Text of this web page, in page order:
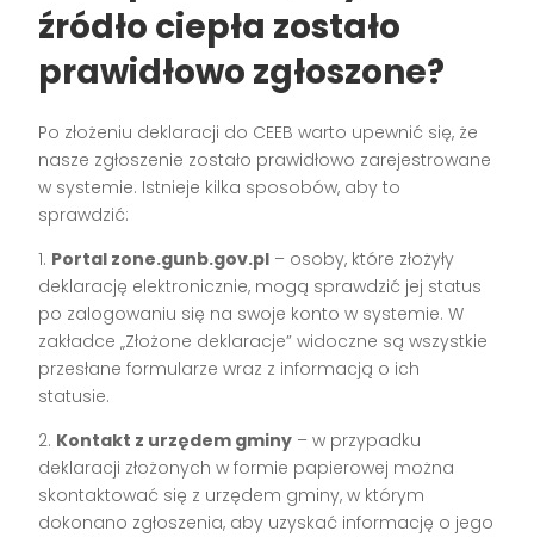
źródło ciepła zostało
prawidłowo zgłoszone?
Po złożeniu deklaracji do CEEB warto upewnić się, że
nasze zgłoszenie zostało prawidłowo zarejestrowane
w systemie. Istnieje kilka sposobów, aby to
sprawdzić:
1. Portal zone.gunb.gov.pl – osoby, które złożyły
deklarację elektronicznie, mogą sprawdzić jej status
po zalogowaniu się na swoje konto w systemie. W
zakładce „Złożone deklaracje” widoczne są wszystkie
przesłane formularze wraz z informacją o ich
statusie.
2. Kontakt z urzędem gminy – w przypadku
deklaracji złożonych w formie papierowej można
skontaktować się z urzędem gminy, w którym
dokonano zgłoszenia, aby uzyskać informację o jego